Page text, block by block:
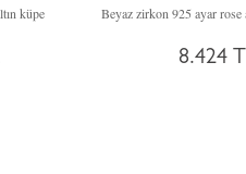
küpe
8.424